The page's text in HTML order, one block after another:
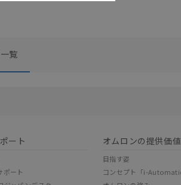
覧
ート
ポート
オムロンの提供価値
目指す姿
コンセプト「i-